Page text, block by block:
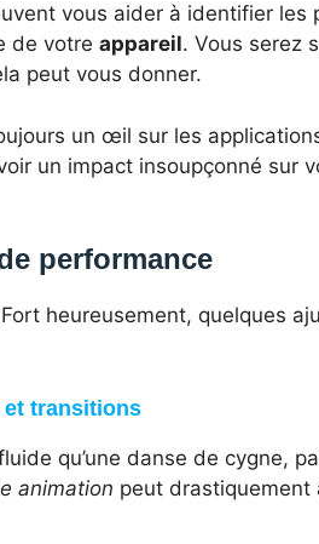
vous aider à identifier les
de votre appareil. Vous serez
peut vous donner.
un œil sur les
un impact insoupçonné sur
performance
heureusement, quelques
et transitions
qu’une danse de cygne,
animation peut drastiquement